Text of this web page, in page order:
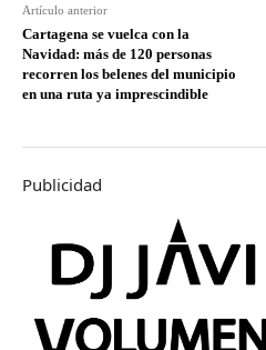
Artículo anterior
Cartagena se vuelca con la
Navidad: más de 120 personas
recorren los belenes del municipio
en una ruta ya imprescindible
Publicidad